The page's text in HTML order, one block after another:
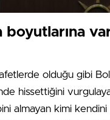
olduğu gibi
hissettiğini
almayan kimi